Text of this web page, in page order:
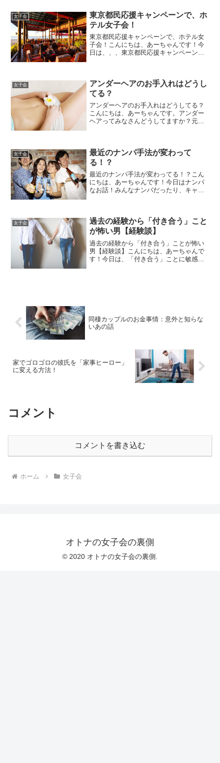
でしょうかね？確かに私...
女子会
東京都民応援キャンペーンで、ホ
テル女子会！
東京都民応援キャンペーンで、ホテル女
子会！こんにちは、あーちゃんです！今
日は、、、東京都民応援キャンペーン
トレスも溜まってしまいます...
女子会
アンダーヘアのお手入れはどうし
てる？
アンダーヘアのお手入れはどうしてる？
こんにちは、あーちゃんです。アンダー
ヘアってみなさんどうしてますか？元々
てる人が多いのかみて...
女子会
最近のナンパ手法が変わって
る！？
最近のナンパ手法が変わってる！？こん
にちは、あーちゃんです！今日はナンパ
なお話！みんなナンパだったり、キャッ
人で飲まない？」とか「...
女子会
過去の経験から「付き合う」こと
が怖い男【経験談】
過去の経験から「付き合う」ことが怖い
男【経験談】こんにちは、あーちゃんで
す！今日は、「付き合う」ことに敏感
同棲カップルのお金事情：意外と知らな
いあの話
家でゴロゴロの彼氏を「家事ヒーロー」
に変える方法！
コメント
コメントを書き込む
ホーム 女子会
オトナの女子会の裏側
© 2020 オトナの女子会の裏側.